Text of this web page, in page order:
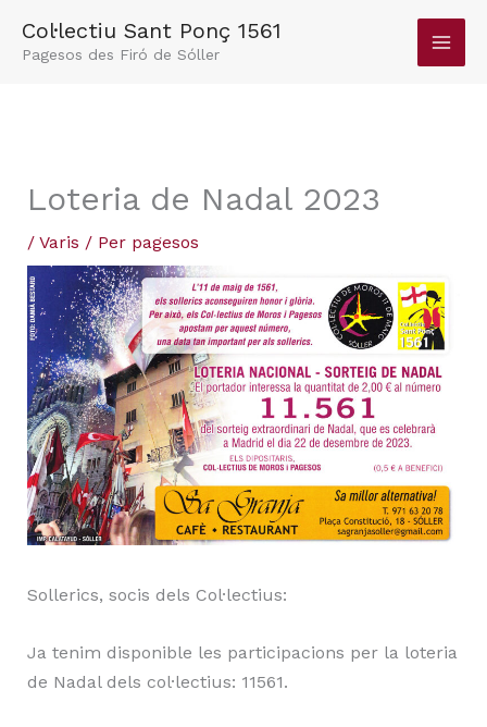
Col·lectiu Sant Ponç 1561
Pagesos des Firó de Sóller
Loteria de Nadal 2023
/ Varis / Per pagesos
Sollerics, socis dels Col·lectius:
Ja tenim disponible les participacions per la loteria
de Nadal dels col·lectius: 11561.